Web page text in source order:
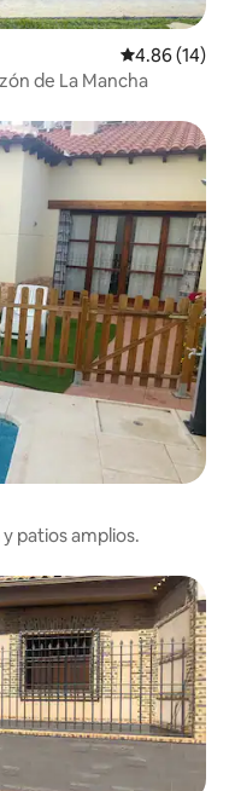
Calificación
4.86 (14)
de La Mancha
patios amplios.